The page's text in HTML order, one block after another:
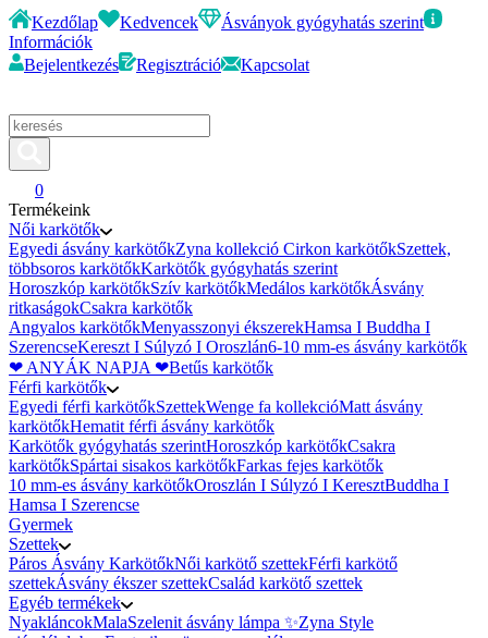
Kezdőlap Kedvencek
Ásványok gyógyhatás szerint
Információk
Bejelentkezés
Regisztráció Kapcsolat
0
Termékeink
Női karkötők
Egyedi ásvány karkötőkZyna kollekció Cirkon karkötőkSzettek,
többsoros karkötőkKarkötők gyógyhatás szerint
Horoszkóp karkötőkSzív karkötőkMedálos karkötőkÁsvány
ritkaságokCsakra karkötők
Angyalos karkötőkMenyasszonyi ékszerekHamsa I Buddha I
SzerencseKereszt I Súlyzó I Oroszlán6-10 mm-es ásvány karkötők
❤ ANYÁK NAPJA ❤Betűs karkötők
Férfi karkötők
Egyedi férfi karkötőkSzettekWenge fa kollekcióMatt ásvány
karkötőkHematit férfi ásvány karkötők
Karkötők gyógyhatás szerintHoroszkóp karkötőkCsakra
karkötőkSpártai sisakos karkötőkFarkas fejes karkötők
10 mm-es ásvány karkötőkOroszlán I Súlyzó I KeresztBuddha I
Hamsa I Szerencse
Gyermek
Szettek
Páros Ásvány KarkötőkNői karkötő szettekFérfi karkötő
szettekÁsvány ékszer szettekCsalád karkötő szettek
Egyéb termékek
NyakláncokMalaSzelenit ásvány lámpa ✨Zyna Style